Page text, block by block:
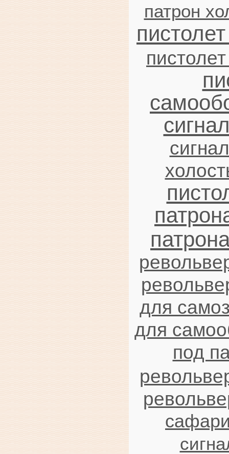
патрон
для
для
под